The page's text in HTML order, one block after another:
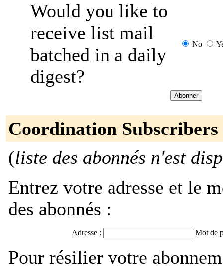
Would you like to
receive list mail
batched in a daily
digest?
No
Coordination Subscribers
(liste des abonnés n'est
Entrez votre adresse et le
des abonnés :
Adresse : Mot de
Pour résilier votre